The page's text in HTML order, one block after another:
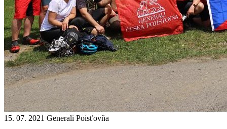
15. 07. 2021 Generali Poisťovňa